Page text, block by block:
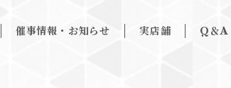
催事情報・お知らせ 実店舗 Q＆A